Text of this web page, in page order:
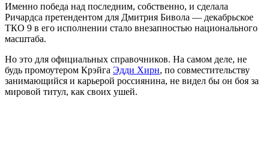
Именно победа над последним, собственно, и сделала
Ричардса претендентом для Дмитрия Бивола — декабрьское
ТКО 9 в его исполнении стало внезапностью национального
масштаба.
Но это для официальных справочников. На самом деле, не
будь промоутером Крэйга Эдди Хирн, по совместительству
занимающийся и карьерой россиянина, не видел бы он боя за
мировой титул, как своих ушей.